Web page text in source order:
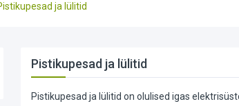
ja lülitid
Pistikupesad ja lülitid
Pistikupesad ja lülitid on olulised igas